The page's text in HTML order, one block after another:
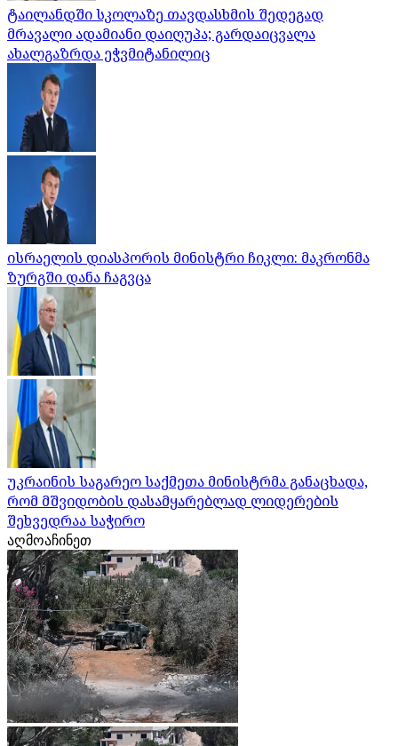
ტაილანდში სკოლაზე თავდასხმის შედეგად
მრავალი ადამიანი დაიღუპა; გარდაიცვალა
ახალგაზრდა ეჭვმიტანილიც
ისრაელის დიასპორის მინისტრი ჩიკლი: მაკრონმა
ზურგში დანა ჩაგვცა
უკრაინის საგარეო საქმეთა მინისტრმა განაცხადა,
რომ მშვიდობის დასამყარებლად ლიდერების
შეხვედრაა საჭირო
აღმოაჩინეთ